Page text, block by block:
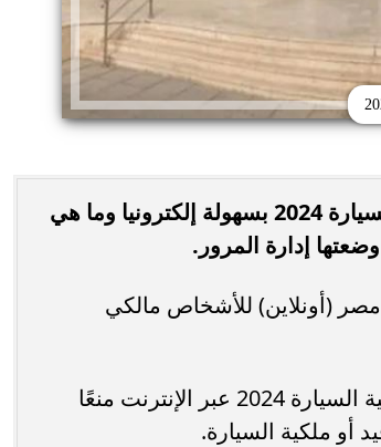
تهتم فئة كبيرة من المواطنين بمعرفة خطوات نقل ملكية السيارة 2024 بسهولة إلكترونيا وما هي
إدارة المرور.
(أونلاين) للأشخاص مالكي
وتسهيلًا على المواطنين، حددت «المرور» خطوات نقل ملكية السيارة 2024 عبر الإنترنت منعًا
أو ملكية السيارة.